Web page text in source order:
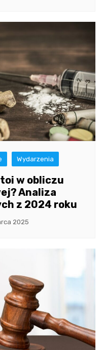
Wydarzenia
w obliczu
Analiza
z 2024 roku
2025